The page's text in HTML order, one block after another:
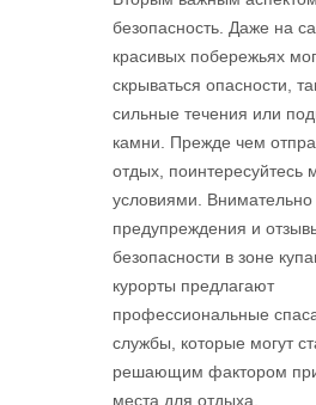
безопасность. Даже на
красивых побережьях
скрываться опасности,
сильные течения или
камни. Прежде чем
отдых, поинтересуйтесь
условиями. Внимательно
предупреждения и
безопасности в зоне
курорты предлагают
профессиональные
службы, которые могут
решающим фактором
места для отдыха.